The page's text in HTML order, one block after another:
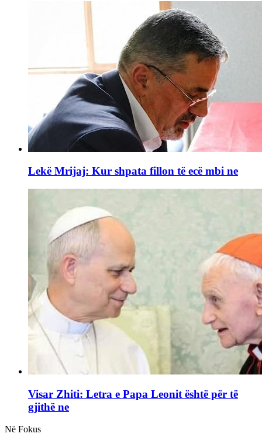
Lekë Mrijaj: Kur shpata fillon të ecë mbi ne
Visar Zhiti: Letra e Papa Leonit është për të
gjithë ne
Në Fokus